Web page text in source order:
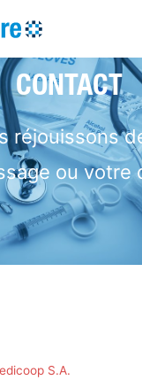
CONTACT
réjouissons
ou votre
S.A.